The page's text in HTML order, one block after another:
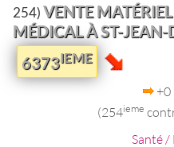
254)VENTE
MÉDICAL À ST-JEAN-
6373IEME
+0
(254ieme
Santé /